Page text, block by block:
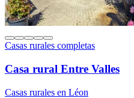
Casas rurales completas
Casa rural Entre Valles
Casas rurales en Léon